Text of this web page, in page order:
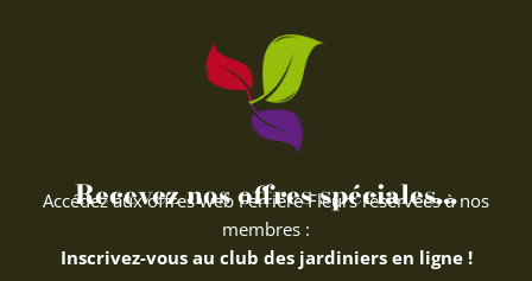
Recevez nos offres spéciales...
Accédez aux offres web Ferriere Fleurs réservées à nos
membres :
Inscrivez-vous au club des jardiniers en ligne !